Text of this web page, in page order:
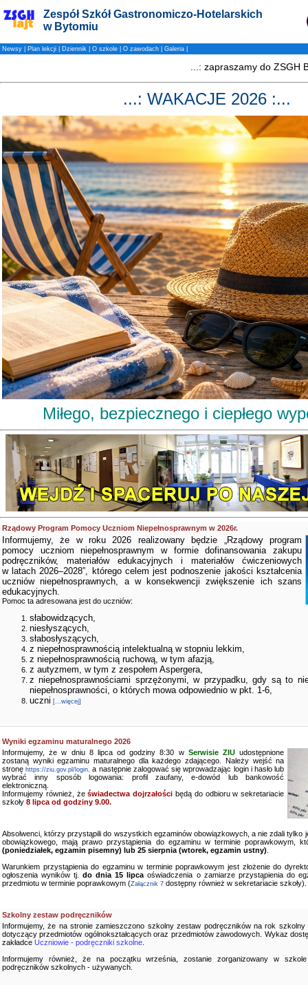
Zespół Szkół Gastronomiczo-Hotelarskich
w Bytomiu
Newsy Plan lekcji Dziennik O szkole O zawodach Galeria
...: WAKACJE 2026 :...
Miłego, bezpiecznego i ciepłego
Rządowy Program Pomocy Uczniom Niepełnosprawnym w 2026r.
Informujemy, że w roku 2026 realizowany będzie „Rządowy program
pomocy uczniom niepełnosprawnym w formie dofinansowania zakupu
podręczników, materiałów edukacyjnych i materiałów ćwiczeniowych
w latach 2026–2028”, którego celem jest podnoszenie jakości kształcenia
uczniów niepełnosprawnych, a w konsekwencji zwiększenie ich szans
edukacyjnych.
Pomoc ta adresowana jest do uczniów:
słabowidzących,
niesłyszących,
słabosłyszących,
z niepełnosprawnością intelektualną w stopniu lekkim,
z niepełnosprawnością ruchową, w tym afazją,
z autyzmem, w tym z zespołem Aspergera,
z niepełnosprawnościami sprzężonymi, w przypadku, gdy są to
niepełnosprawności, o których mowa odpowiednio w pkt. 1-6,
uczni [...więcej]
Wyniki egzaminu maturalnego 2026
Informujemy, że w dniu 8 lipca od godziny 8:30 w Serwisie ZIU udostępnione
zostaną wyniki egzaminu maturalnego dla każdego zdającego. Należy wejść na
stronęhttps://ziu.gov.pl/login, a następnie zalogować się wprowadzając login i hasło lub
wybrać inny sposób logowania: profil zaufany, e-dowód lub bankowość
elektroniczną.
Informujemy również, żeświadectwa dojrzałości będą do odbioru w sekretariacie
szkoły 8 lipca od godziny 9.00.
Absolwenci, którzy przystąpili do wszystkich egzaminów obowiązkowych, a nie zdali tylko
obowiązkowego, mają prawo przystąpienia do egzaminu w terminie poprawkowym,
(poniedziałek, egzamin pisemny) lub 25 sierpnia (wtorek, egzamin ustny)
Warunkiem przystąpienia do egzaminu w terminie poprawkowym jest złożenie do
ogłoszenia wyników tj.do dnia 15 lipca oświadczenia o zamiarze przystąpienia do
przedmiotu w terminie poprawkowym (Załącznik 7 dostępny również w sekretariacie szkoły).
Szkolny zestaw podręczników
Informujemy, że na stronie zamieszczono szkolny zestaw podręczników na rok szkolny
dotyczący przedmiotów ogólnokształcących oraz przedmiotów zawodowych. Wykaz
zakładce Uczniowie - podręczniki szkolne
Informujemy również, że na początku września, zostanie zorganizowany w
podręczników szkolnych - używanych.